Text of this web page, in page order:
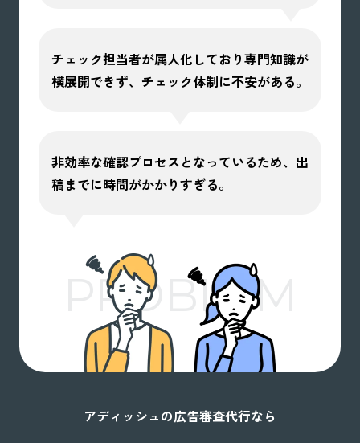
チェック担当者が属人化しており専門知識が
横展開できず、チェック体制に不安がある。
非効率な確認プロセスとなっているため、出
稿までに時間がかかりすぎる。
PROBLEM
アディッシュの広告審査代行なら